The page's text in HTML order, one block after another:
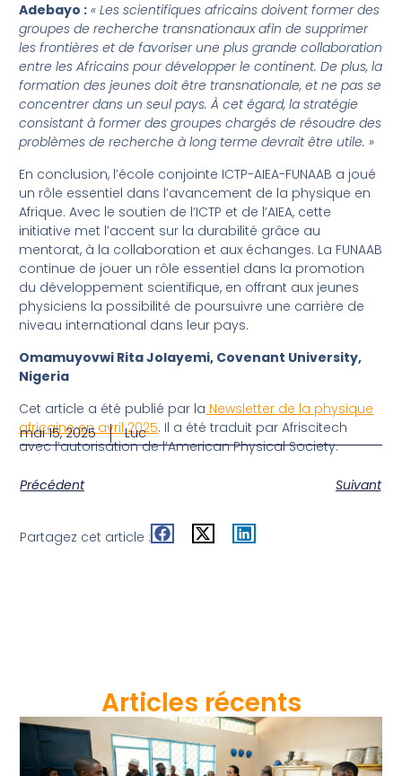
Adebayo : « Les scientifiques africains doivent former des
groupes de recherche transnationaux afin de supprimer
les frontières et de favoriser une plus grande collaboration
entre les Africains pour développer le continent. De plus, la
formation des jeunes doit être transnationale, et ne pas se
concentrer dans un seul pays. À cet égard, la stratégie
consistant à former des groupes chargés de résoudre des
problèmes de recherche à long terme devrait être utile. »
En conclusion, l’école conjointe ICTP-AIEA-FUNAAB a joué
un rôle essentiel dans l’avancement de la physique en
Afrique. Avec le soutien de l’ICTP et de l’AIEA, cette
initiative met l’accent sur la durabilité grâce au
mentorat, à la collaboration et aux échanges. La FUNAAB
continue de jouer un rôle essentiel dans la promotion
du développement scientifique, en offrant aux jeunes
physiciens la possibilité de poursuivre une carrière de
niveau international dans leur pays.
Omamuyovwi Rita Jolayemi, Covenant University,
Nigeria
Cet article a été publié par la Newsletter de la physique
africaine en avril 2025. Il a été traduit par Afriscitech
avec l’autorisation de l’American Physical Society.
mai 15, 2025 Luc
Précédent Suivant
Partagez cet article :
Articles récents